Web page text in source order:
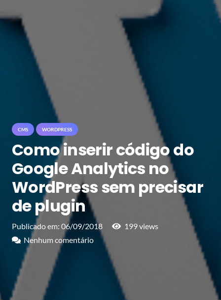
CMS WORDPRESS
Como inserir código do
Google Analytics no
WordPress sem precisar
de plugin
Publicado em: 06/09/2018 199views
Nenhum comentário